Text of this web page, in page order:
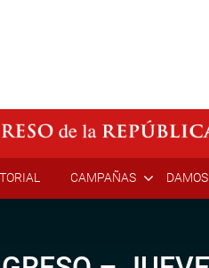
CAMPAÑAS